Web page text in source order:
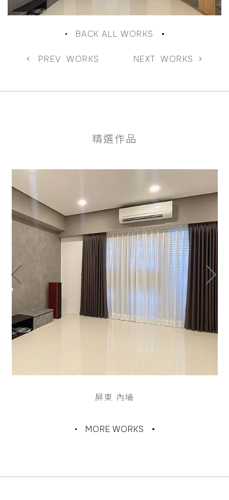
PREV WORKS
BACK ALL WORKS
NEXT WORKS
精選作品
台南 民權路
MORE WORKS